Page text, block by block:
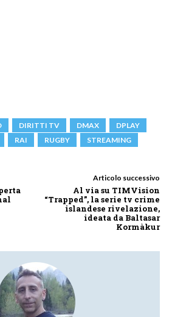
DIRITTI TV DMAX
DPLAY
RAI RUGBY STREAMING
Articolo successivo
Al via su TIMVision
“Trapped”, la serie tv crime
islandese rivelazione,
ideata da Baltasar
Kormàkur